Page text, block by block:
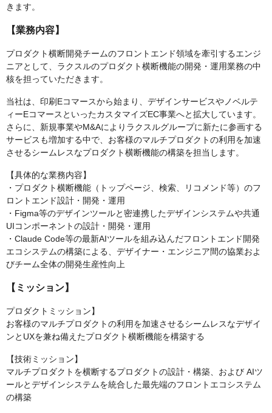
きます。
【業務内容】
プロダクト横断開発チームのフロントエンド領域を牽引するエンジ
ニアとして、ラクスルのプロダクト横断機能の開発・運用業務の中
核を担っていただきます。
当社は、印刷Eコマースから始まり、デザインサービスやノベルテ
ィーEコマースといったカスタマイズEC事業へと拡大しています。
さらに、新規事業やM&Aによりラクスルグループに新たに参画する
サービスも増加する中で、お客様のマルチプロダクトの利用を加速
させるシームレスなプロダクト横断機能の構築を担当します。
【具体的な業務内容】
・プロダクト横断機能（トップページ、検索、リコメンド等）のフ
ロントエンド設計・開発・運用
・Figma等のデザインツールと密連携したデザインシステムや共通
UIコンポーネントの設計・開発・運用
・Claude Code等の最新AIツールを組み込んだフロントエンド開発
エコシステムの構築による、デザイナー・エンジニア間の協業およ
びチーム全体の開発生産性向上
【ミッション】
プロダクトミッション】
お客様のマルチプロダクトの利用を加速させるシームレスなデザイ
ンとUXを兼ね備えたプロダクト横断機能を構築する
【技術ミッション】
マルチプロダクトを横断するプロダクトの設計・構築、および AIツ
ールとデザインシステムを統合した最先端のフロントエコシステム
の構築